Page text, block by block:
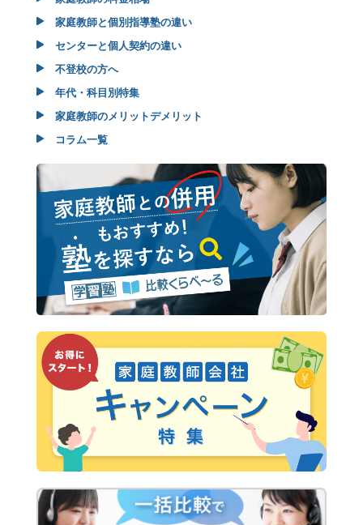
家庭教師と個別指導塾の違い
センターと個人契約の違い
不登校の方へ
年代・科目別特集
家庭教師のメリットデメリット
コラム一覧